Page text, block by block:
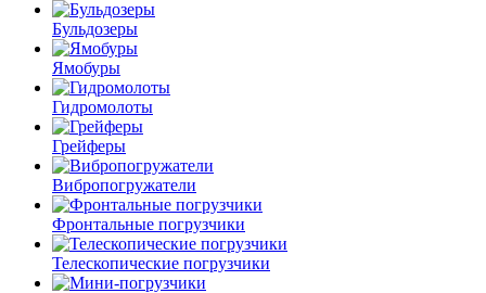
Бульдозеры
Ямобуры
Гидромолоты
Грейферы
Вибро­погружатели
Фронтальные погрузчики
Телескопические погрузчики